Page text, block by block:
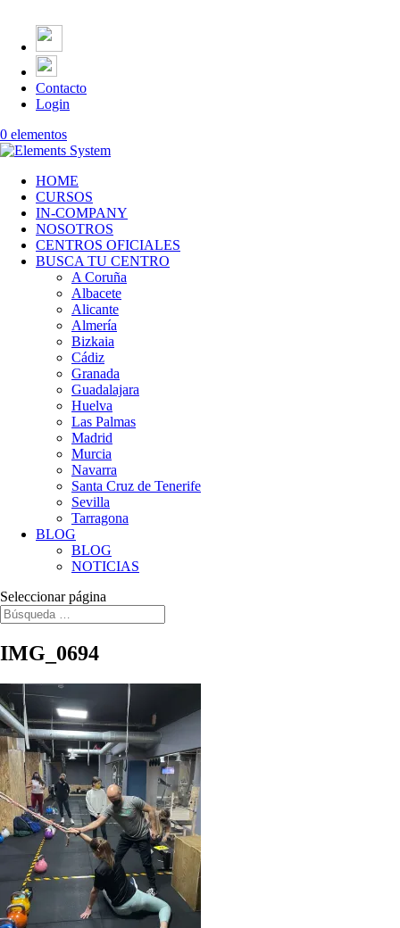
Contacto
Login
0 elementos
HOME
CURSOS
IN-COMPANY
NOSOTROS
CENTROS OFICIALES
BUSCA TU CENTRO
A Coruña
Albacete
Alicante
Almería
Bizkaia
Cádiz
Granada
Guadalajara
Huelva
Las Palmas
Madrid
Murcia
Navarra
Santa Cruz de Tenerife
Sevilla
Tarragona
BLOG
BLOG
NOTICIAS
Seleccionar página
IMG_0694